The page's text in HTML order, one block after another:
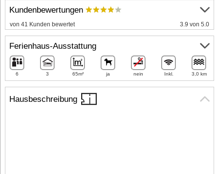
Hausbeschreibung
Kundenbewertungen
von 41 Kunden bewertet 3.9 von 5.0
Ferienhaus-Ausstattung
6 3 65m² ja nein Inkl. 3,0 km